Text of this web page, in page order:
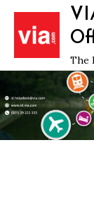
Skip
content
The